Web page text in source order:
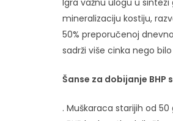
Igra važnu ulogu u
mineralizaciju kostiju,
50% preporučenoj
sadrži više cinka nego
Šanse za dobijanje BHP
. Muškaraca starijih od 50